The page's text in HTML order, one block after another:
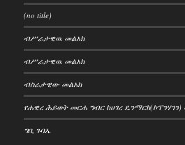
(no title)
ብሥራታዊዉ መልአክ
ብሥራታዊዉ መልአክ
ብስራታዊው መልአክ
የሐዊረ ሕይወት መርሐ ግብር ከሀገረ ዴንማርክ(ኮፐንሃገን)
ግቢ ጉባኤ